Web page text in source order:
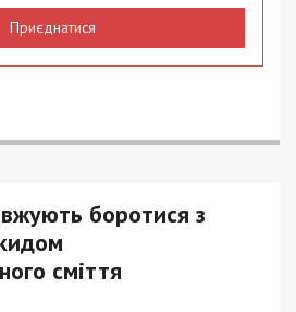
Приєднатися
боротися з
сміття